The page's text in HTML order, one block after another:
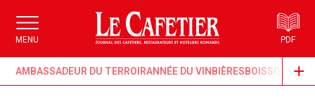
MENU PDF
AMBASSADEUR DU TERROIRANNÉE DU VINBIÈRESBOISSONS &